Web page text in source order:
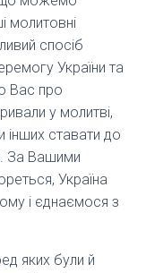
молитовні
спосіб
України та
Вас про
у молитві,
ставати до
За Вашими
Україна
і єднаємося з
яких були й